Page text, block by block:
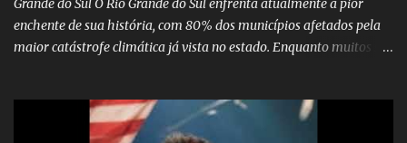
Grande do Sul O Rio Grande do Sul enfrenta atualmente a pior
enchente de sua história, com 80% dos municípios afetados pela
maior catástrofe climática já vista no estado. Enquanto muitos se
voluntários e das forças governamentais, impactando diretamente
nas operações de salvamento. O receio é que notícias falsas, como